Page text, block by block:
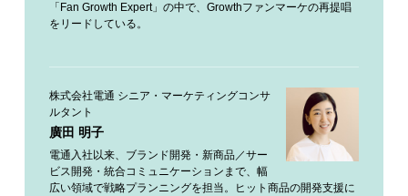
「Fan Growth Expert」の中で、Growthファンマーケの再提唱
をリードしている。
株式会社電通 シニア・マーケティングコンサ
ルタント
廣田 明子
電通入社以来、ブランド開発・新商品／サー
ビス開発・統合コミュニケーションまで、幅
広い領域で戦略プランニングを担当。ヒット商品の開発支援に